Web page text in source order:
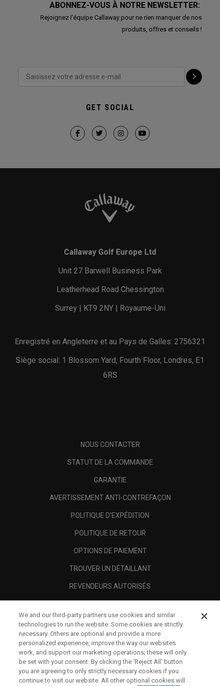
ABONNEZ-VOUS À NOTRE NEWSLETTER:
Rejoignez l'équipe Callaway pour ne rien manquer de nos
produits, offres et conseils !
GET SOCIAL
Callaway Golf Europe Ltd
Unit 27 Barwell Business Park
Leatherhead Road Chessington
Surrey | KT9 2NY | Royaume-Uni
Enregistré en Angleterre et au Pays de Galles: 2756321
Siège social: 1 Blossom Yard, Fourth Floor, Londres, E1
6RS
NOUS CONTACTER
STATUT DE LA COMMANDE
GARANTIE
AVERTISSEMENT ANTI-CONTREFAÇON
POLITIQUE D'EXPÉDITION
POLITIQUE DE RETOUR
OPTIONS DE PAIEMENT
TROUVER UN DÉTAILLANT
REVENDEURS AUTORISÉS
A PROPOS
MENTIONS LÉGALES
We and our third-party partners use cookies and similar
technologies to run the website. Some cookies are strictly
necessary. Others are optional and provide a more
personalized experience, improve the way our websites
work, and support our marketing operations; these will only
be set with your consent. By clicking the ‘Reject All' button
you are agreeing to only strictly necessary cookies if you
continue to visit our website. All other optional cookies will